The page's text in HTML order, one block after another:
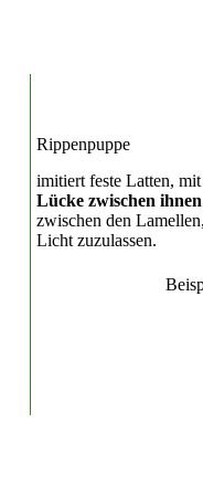
Rippenpuppe
imitiert feste Latten,
Lücke zwischen ihnen
zwischen den
Licht zuzulassen.